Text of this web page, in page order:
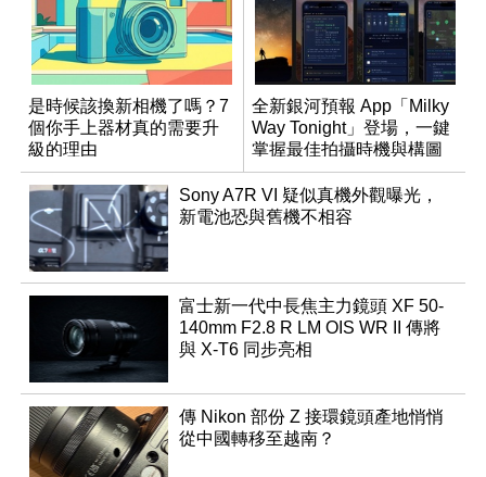
是時候該換新相機了嗎？7
個你手上器材真的需要升
級的理由
全新銀河預報 App「Milky
Way Tonight」登場，一鍵
掌握最佳拍攝時機與構圖
Sony A7R VI 疑似真機外觀曝光，
新電池恐與舊機不相容
富士新一代中長焦主力鏡頭 XF 50-
140mm F2.8 R LM OIS WR II 傳將
與 X-T6 同步亮相
傳 Nikon 部份 Z 接環鏡頭產地悄悄
從中國轉移至越南？